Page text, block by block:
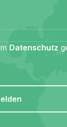
Datenschutz